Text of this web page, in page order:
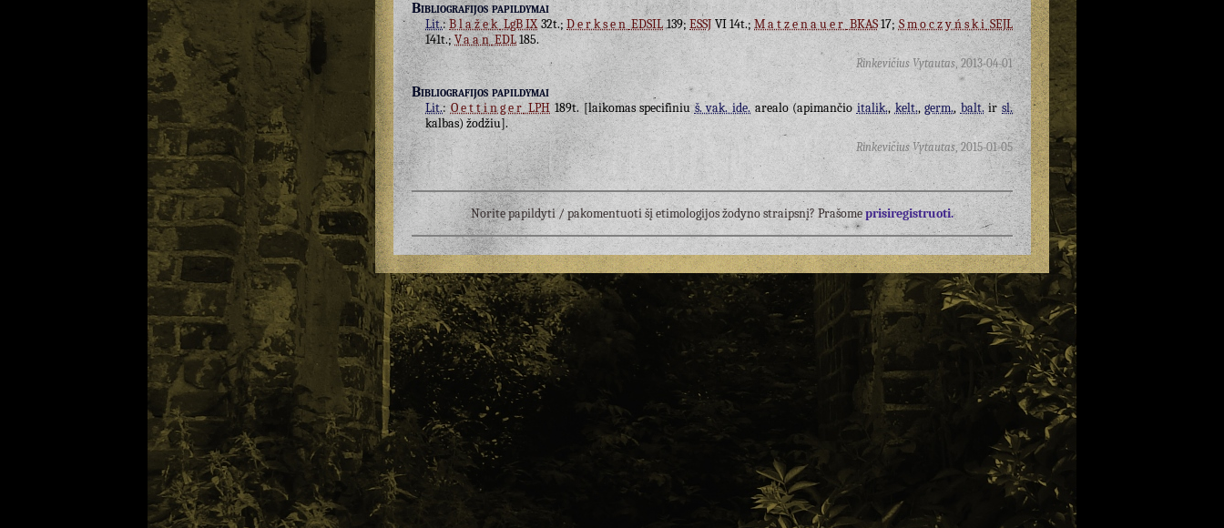
Bibliografijos papildymai
Lit.:BlažekLgB IX32t.;Derksen EDSIL139;ESSJ VI 14t.;MatzenauerBKAS17;SmoczyńskiSEJL
141t.;VaanEDL185.
Rinkevičius Vytautas, 2013-04-01
Bibliografijos papildymai
Lit.:Oettinger LPH189t. [laikomas specifiniuš. vak. ide. arealo (apimančio italik., kelt.,germ., balt.ir sl.
kalbas) žodžiu].
Rinkevičius Vytautas,2015-01-05
Norite papildyti / pakomentuoti šį etimologijos žodyno straipsnį? Prašomeprisiregistruoti.